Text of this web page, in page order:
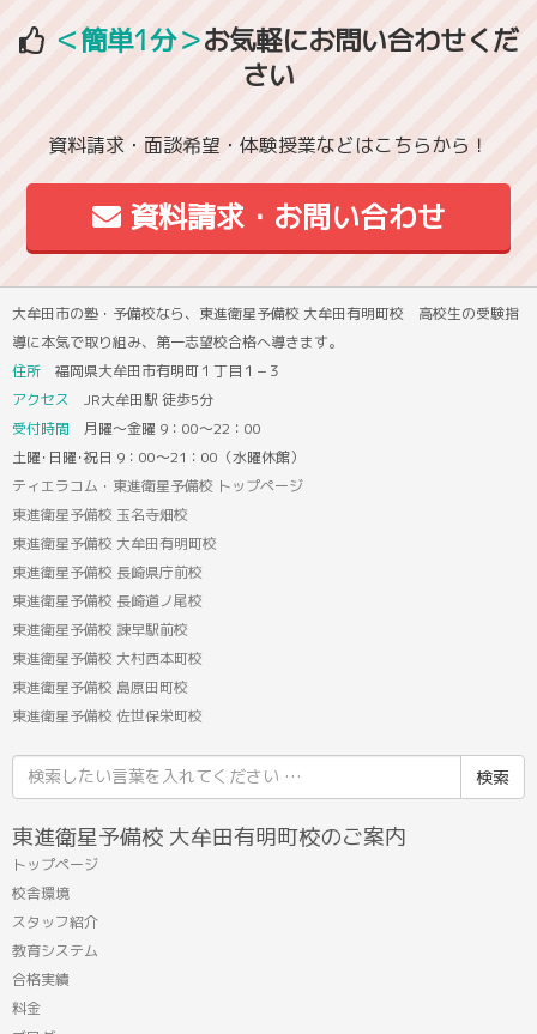
＜簡単1分＞お気軽にお問い合わせくだ
さい
資料請求・面談希望・体験授業などはこちらから！
資料請求・お問い合わせ
大牟田市の塾・予備校なら、東進衛星予備校 大牟田有明町校 高校生の受験指
導に本気で取り組み、第一志望校合格へ導きます。
住所 福岡県大牟田市有明町１丁目１−３
アクセス JR大牟田駅 徒歩5分
受付時間 月曜～金曜 9：00～22：00
土曜･日曜･祝日 9：00～21：00（水曜休館）
ティエラコム・東進衛星予備校 トップページ
東進衛星予備校 玉名寺畑校
東進衛星予備校 大牟田有明町校
東進衛星予備校 長崎県庁前校
東進衛星予備校 長崎道ノ尾校
東進衛星予備校 諫早駅前校
東進衛星予備校 大村西本町校
東進衛星予備校 島原田町校
東進衛星予備校 佐世保栄町校
索
結
東進衛星予備校 大牟田有明町校のご案内
トップページ
校舎環境
スタッフ紹介
教育システム
合格実績
料金